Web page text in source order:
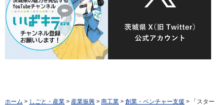
ホーム > しごと・産業 > 産業振興 > 商工業 > 創業・ベンチャー支援 > 「スター